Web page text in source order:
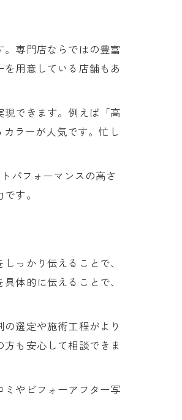
専門店ならではの豊富
用意している店舗もあ
できます。例えば「高
ラーが人気です。忙し
パフォーマンスの高さ
す。
っかり伝えることで、
体的に伝えることで、
選定や施術工程がより
も安心して相談できま
やビフォーアフター写